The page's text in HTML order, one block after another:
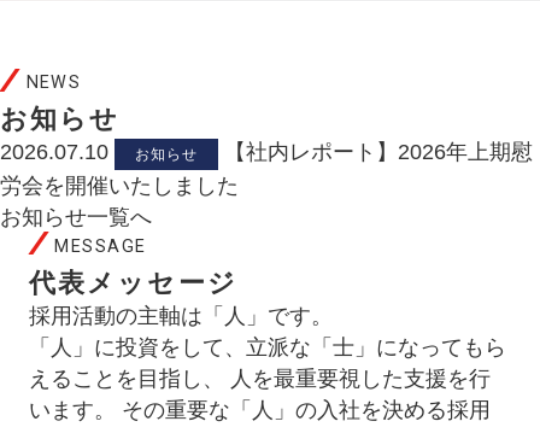
お知らせ
NEWS
2026.07.10 お知らせ
【社内レポート】2026年上期慰
労会を開催いたしました
お知らせ一覧へ
代表メッセージ
MESSAGE
採用活動の主軸は「人」です。
「人」に投資をして、立派な「士」になってもら
えることを目指し、
人を最重要視した支援を行
います。
その重要な「人」の入社を決める採用